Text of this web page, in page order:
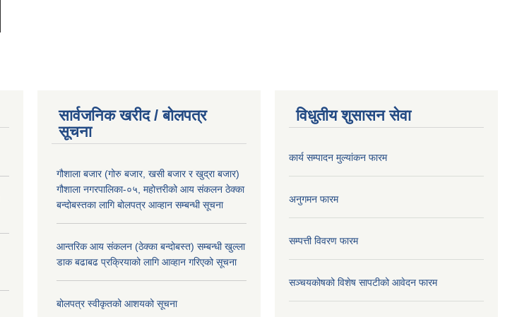
सार्वजनिक खरीद / बोलपत्र
सूचना
गौशाला बजार (गोरु बजार, खसी बजार र खुद्रा बजार)
गौशाला नगरपालिका-०५, महोत्तरीको आय संकलन ठेक्का
बन्दोबस्तका लागि बोलपत्र आव्हान सम्बन्धी सूचना
आन्तरिक आय संकलन (ठेक्का बन्दोबस्त) सम्बन्धी खुल्ला
डाक बढाबढ प्रक्रियाको लागि आव्हान गरिएको सूचना
बोलपत्र स्वीकृतको आशयको सूचना
विधुतीय शुसासन सेवा
कार्य सम्पादन मुल्यांकन फारम
अनुगमन फारम
सम्पत्ती विवरण फारम
सञ्चयकोषको विशेष सापटीको आवेदन फारम